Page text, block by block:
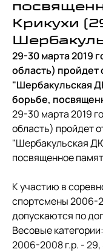
Крикухи
29-30 марта 2019
область)
"Шербакульская
борьбе,
29-30 марта 2019
область) пройдет
"Шербакульская
посвященное
К участию в
спортсмены 2006-
допускаются по
Весовые категории:
2006-2008 г.р. - 29,